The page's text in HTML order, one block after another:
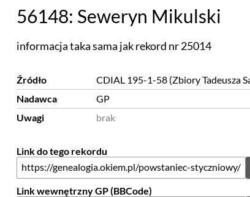
56148: Seweryn Mikulski
informacja taka sama jak rekord nr 25014
Źródło
CDIAL 195-1-58 (Zbiory Tadeusza
Nadawca
GP
Uwagi
brak
Link do tego rekordu
Link wewnętrzny GP (BBCode)